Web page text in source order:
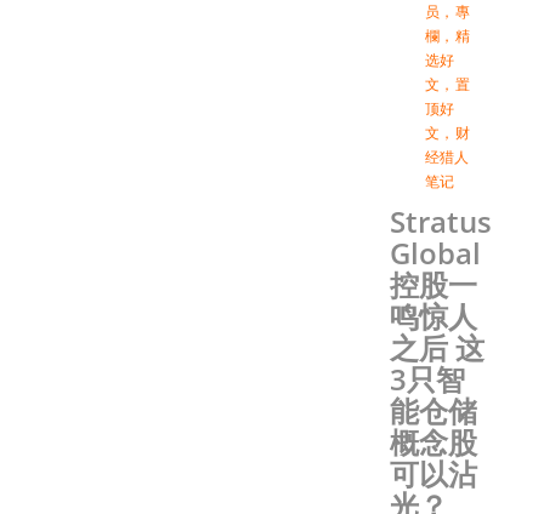
员 ， 專
欄 ， 精
选好
文 ， 置
顶好
文 ， 财
经猎人
笔记
Stratus
Global
控股一
鸣惊人
之后 这
3只智
能仓储
概念股
可以沾
光？